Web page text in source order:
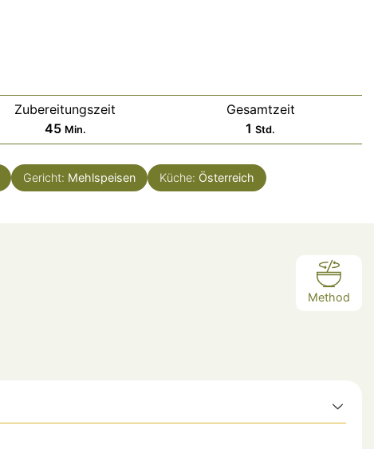
Zubereitungszeit
45Minuten
Min.
Gesamtzeit
1 Stunde
Std.
Gericht: Mehlspeisen Küche: Österreich
Method